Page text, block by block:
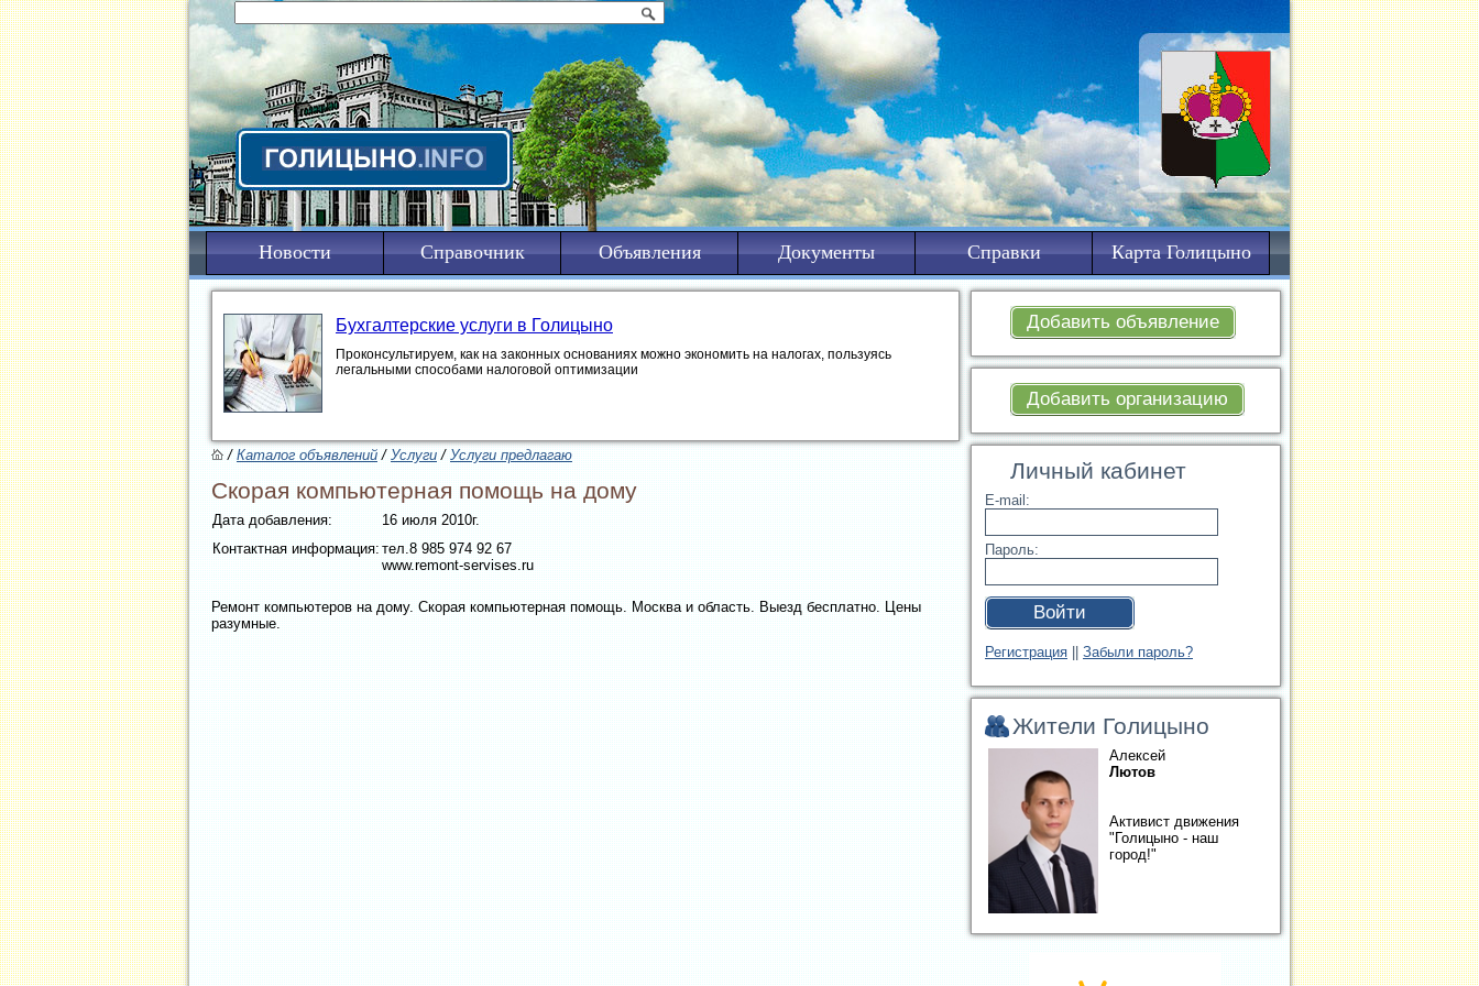
Новости Справочник Объявления Документы Справки Карта Голицыно
Добавить объявление
Добавить организацию
Личный кабинет
E-mail:
Пароль:
Войти
Регистрация Забыли пароль?
Жители Голицыно
Алексей
Лютов
Активист движения
"Голицыно - наш
город!"
Бухгалтерские услуги в Голицыно
Проконсультируем, как на законных основаниях можно экономить на налогах, пользуясь
легальными способами налоговой оптимизации
/Каталог объявлений/Услуги /Услуги предлагаю
Скорая компьютерная помощь на дому
Дата добавления:
16 июля 2010г.
Контактная информация:тел.8 985 974 92 67
www.remont-servises.ru
Ремонт компьютеров на дому. Скорая компьютерная помощь. Москва и область. Выезд бесплатно. Цены
разумные.